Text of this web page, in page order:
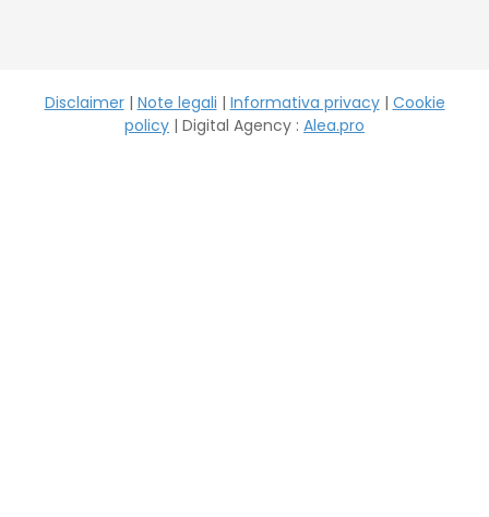
Disclaimer| Note legali | Informativa privacy| Cookie
policy | Digital Agency : Alea.pro